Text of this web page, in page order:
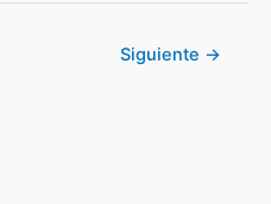
Siguiente →